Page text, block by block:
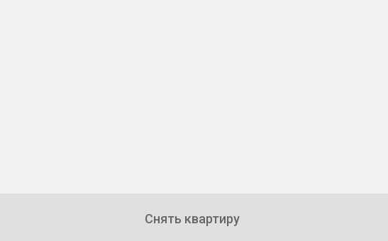
Снять квартиру